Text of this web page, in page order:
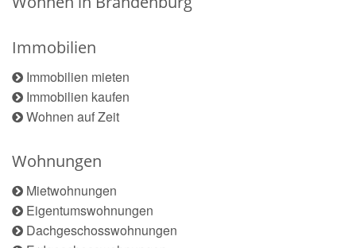
Immobilien
Immobilien mieten
Immobilien kaufen
Wohnen auf Zeit
Wohnungen
Mietwohnungen
Eigentumswohnungen
Dachgeschosswohnungen